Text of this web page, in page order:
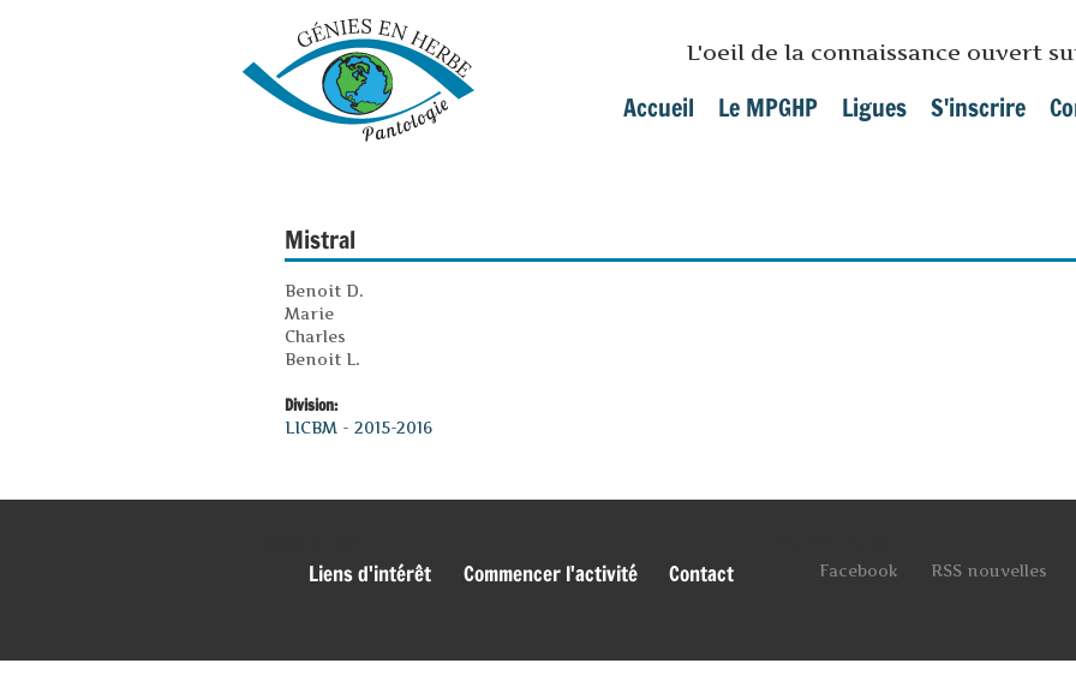
L'oeil de la connaissance ouvert
Main menu
Accueil Le MPGHP Ligues S'inscrire
Mistral
Benoit D.
Marie
Charles
Benoit L.
Division:
LICBM - 2015-2016
Liens d'intérêt Commencer l'activité Contact Facebook RSS nouvelles